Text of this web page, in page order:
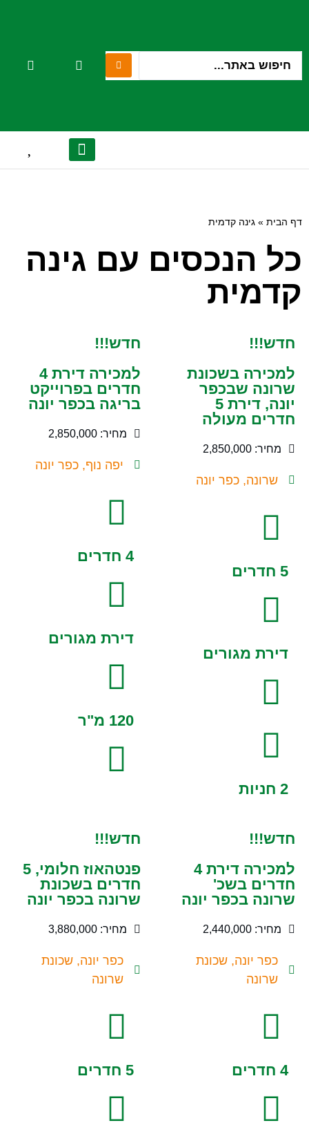
דף הבית » גינה קדמית
כל הנכסים עם גינה
קדמית
חדש!!!
למכירה בשכונת
שרונה שבכפר
יונה, דירת 5
חדרים מעולה
מחיר: 2,850,000
שרונה, כפר יונה
5 חדרים
דירת מגורים
2 חניות
חדש!!!
למכירה דירת 4
חדרים בפרוייקט
בריגה בכפר יונה
מחיר: 2,850,000
יפה נוף, כפר יונה
4 חדרים
דירת מגורים
120 מ"ר
חדש!!!
למכירה דירת 4
חדרים בשכ'
שרונה בכפר יונה
מחיר: 2,440,000
כפר יונה, שכונת
שרונה
4 חדרים
חדש!!!
פנטהאוז חלומי, 5
חדרים בשכונת
שרונה בכפר יונה
מחיר: 3,880,000
כפר יונה, שכונת
שרונה
5 חדרים